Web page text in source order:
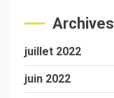
Archives
juillet 2022
juin 2022